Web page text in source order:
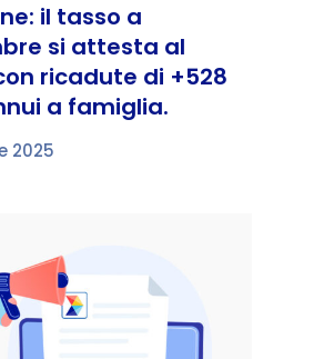
il tasso a
si attesta al
ricadute di +528
a famiglia.
2025